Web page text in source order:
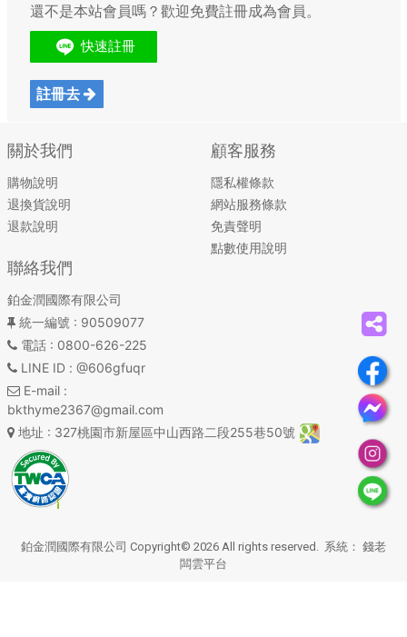
還不是本站會員嗎？歡迎免費註冊成為會員。
註冊去
關於我們
購物說明
退換貨說明
退款說明
顧客服務
隱私權條款
網站服務條款
免責聲明
點數使用說明
聯絡我們
鉑金潤國際有限公司
統一編號 : 90509077
電話: 0800-626-225
LINE ID : @606gfuqr
E-mail:
bkthyme2367@gmail.com
地址 : 327桃園市新屋區中山西路二段255巷50號
鉑金潤國際有限公司 Copyright© 2026 All rights reserved. 系統： 錢老
闆雲平台